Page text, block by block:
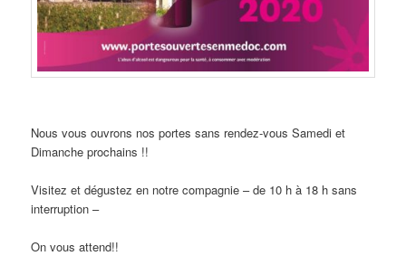
Nous vous ouvrons nos portes sans rendez-vous Samedi et
Dimanche prochains !!
Visitez et dégustez en notre compagnie – de 10 h à 18 h sans
interruption –
On vous attend!!